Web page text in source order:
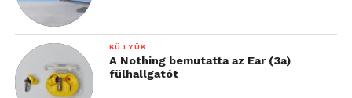
KÜTYÜK
A Nothing bemutatta az Ear (3a)
fülhallgatót